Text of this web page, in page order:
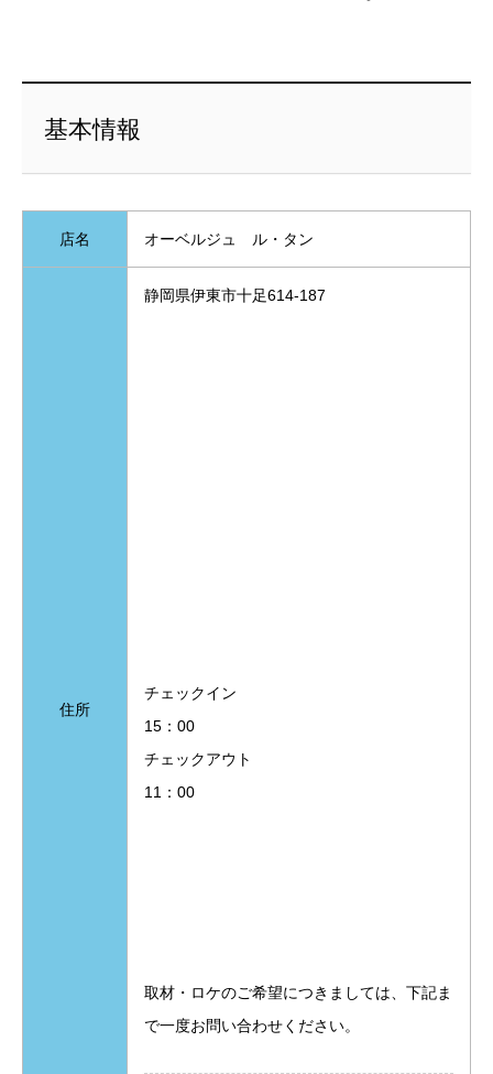
基本情報
店名 オーベルジュ ル・タン
住所
静岡県伊東市十足614-187
チェックイン
15：00
チェックアウト
11：00
取材・ロケのご希望につきましては、下記ま
で一度お問い合わせください。